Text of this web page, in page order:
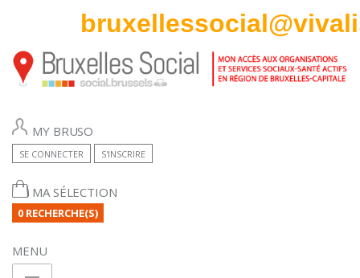
MY BRUSO
SE CONNECTER S'INSCRIRE
MA SÉLECTION
0 RECHERCHE(S)
MENU